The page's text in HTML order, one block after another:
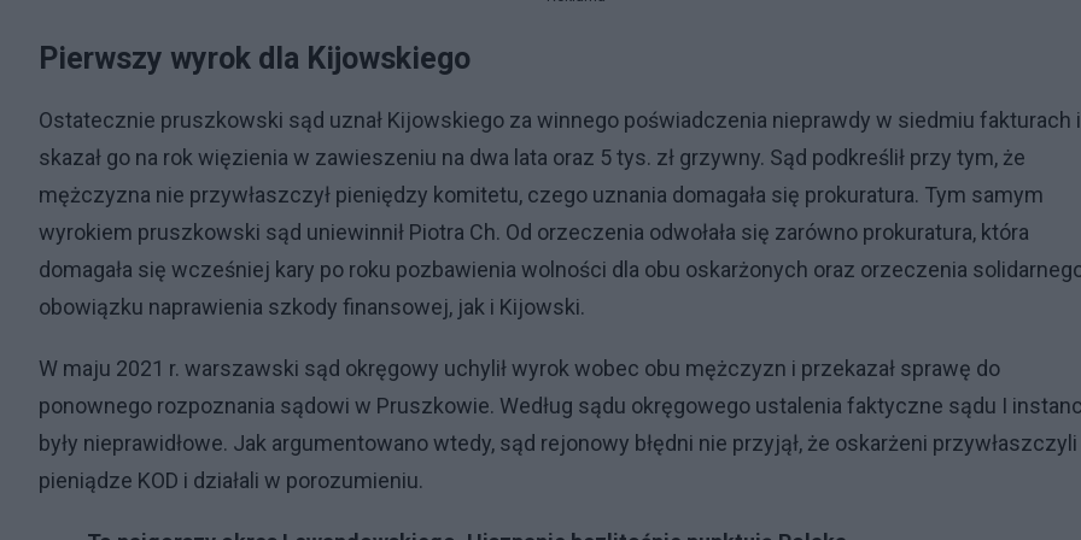
Pierwszy wyrok dla Kijowskiego
Ostatecznie pruszkowski sąd uznał Kijowskiego za winnego poświadczenia nieprawdy w siedmiu fakturach i
skazał go na rok więzienia w zawieszeniu na dwa lata oraz 5 tys. zł grzywny. Sąd podkreślił przy tym, że
mężczyzna nie przywłaszczył pieniędzy komitetu, czego uznania domagała się prokuratura. Tym samym
wyrokiem pruszkowski sąd uniewinnił Piotra Ch. Od orzeczenia odwołała się zarówno prokuratura, która
domagała się wcześniej kary po roku pozbawienia wolności dla obu oskarżonych oraz orzeczenia
obowiązku naprawienia szkody finansowej, jak i Kijowski.
W maju 2021 r. warszawski sąd okręgowy uchylił wyrok wobec obu mężczyzn i przekazał sprawę do
ponownego rozpoznania sądowi w Pruszkowie. Według sądu okręgowego ustalenia faktyczne sądu I
były nieprawidłowe. Jak argumentowano wtedy, sąd rejonowy błędni nie przyjął, że oskarżeni przywłaszczyli
pieniądze KOD i działali w porozumieniu.